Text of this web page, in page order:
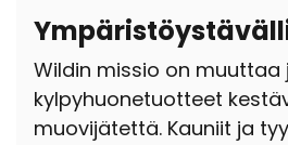
Wildin missio on muuttaa
kylpyhuonetuotteet
muovijätettä. Kauniit ja